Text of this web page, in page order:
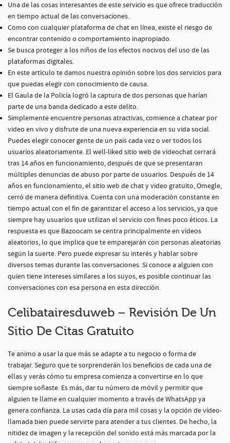
Una de las cosas interesantes de este servicio es que ofrece traducción
en tiempo actual de las conversaciones.
Como con cualquier plataforma de chat en línea, existe el riesgo de
encontrar contenido o comportamiento inapropiado.
Se busca proteger a los niños de los efectos nocivos del uso de las
plataformas digitales.
En este artículo te damos nuestra opinión sobre los dos servicios para
que puedas elegir con conocimiento de causa.
El Gaula de la Policía logró la captura de dos personas que harían
parte de una banda dedicado a este delito.
Simplemente encuentre personas atractivas, comience a chatear por
video en vivo y disfrute de una nueva experiencia en su vida social.
Puedes elegir conocer gente de un país cada vez o ver todos los
usuarios aleatoriamente. El well-liked sitio web de videochat cerrará
tras 14 años en funcionamiento, después de que se presentaran
múltiples denuncias de abuso por parte de usuarios. Después de 14
años en funcionamiento, el sitio web de chat y video gratuito, Omegle,
cerró de manera definitiva. Cuenta con una moderación constante en
tiempo actual con el fin de garantizar el acceso a los servicios, ya que
siempre hay usuarios que utilizan el servicio con fines poco éticos. La
respuesta es que Bazoocam se centra principalmente en vídeos
aleatorios, lo que implica que te emparejarán con personas aleatorias
según la suerte. Pero puede expresar su interés y hablar sobre
diversos temas durante las conversaciones. Si conoce a alguien con
quien tiene intereses similares a los suyos, es posible continuar las
conversaciones con esa persona en esta dirección.
Celibatairesduweb – Revisión De Un
Sitio De Citas Gratuito
Te animo a usar la que más se adapte a tu negocio o forma de
trabajar. Seguro que te sorprenderán los beneficios de cada una de
ellas y verás cómo tu empresa comienza a convertirse en lo que
siempre soñaste. Es más, dar tu número de móvil y permitir que
alguien te llame en cualquier momento a través de WhatsApp ya
genera confianza. La usas cada día para mil cosas y la opción de vídeo-
llamada bien puede servirte para atender a tus clientes. De hecho, la
nitidez de imagen y la recepción del sonido está más marcada por la